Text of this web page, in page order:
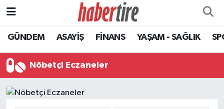
GÜNDEM ASAYİŞ FİNANS YAŞAM - SAĞLIK
Nöbetçi Eczaneler
Tire Nöbetçi Eczaneler
Tire Hava Durumu
Tire Trafik Yoğunluk Haritası